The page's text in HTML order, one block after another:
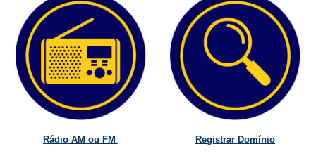
Rádio AM ou FM Registrar Domínio